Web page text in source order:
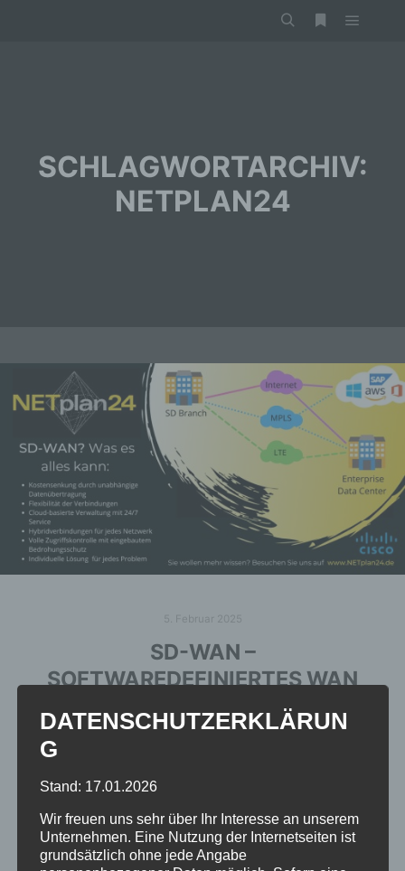
SCHLAGWORTARCHIV:
NETPLAN24
5. Februar 2025
SD-WAN –
SOFTWAREDEFINIERTES WAN
(WIDE AREA NETWORK)
Warum überhaupt SD-WAN? Hier ein paar wichtige
Weiterlesen
DATENSCHUTZERKLÄRUN
G
Stand: 17.01.2026
Wir freuen uns sehr über Ihr Interesse an unserem
Unternehmen. Eine Nutzung der Internetseiten ist
grundsätzlich ohne jede Angabe